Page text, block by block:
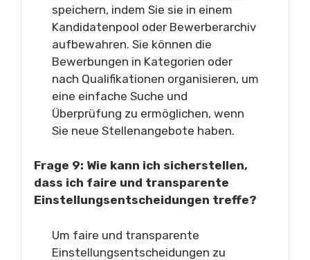
speichern, indem Sie sie in einem
Kandidatenpool oder Bewerberarchiv
aufbewahren. Sie können die
Bewerbungen in Kategorien oder
nach Qualifikationen organisieren, um
eine einfache Suche und
Überprüfung zu ermöglichen, wenn
Sie neue Stellenangebote haben.
Frage 9: Wie kann ich sicherstellen,
dass ich faire und transparente
Einstellungsentscheidungen treffe?
Um faire und transparente
Einstellungsentscheidungen zu